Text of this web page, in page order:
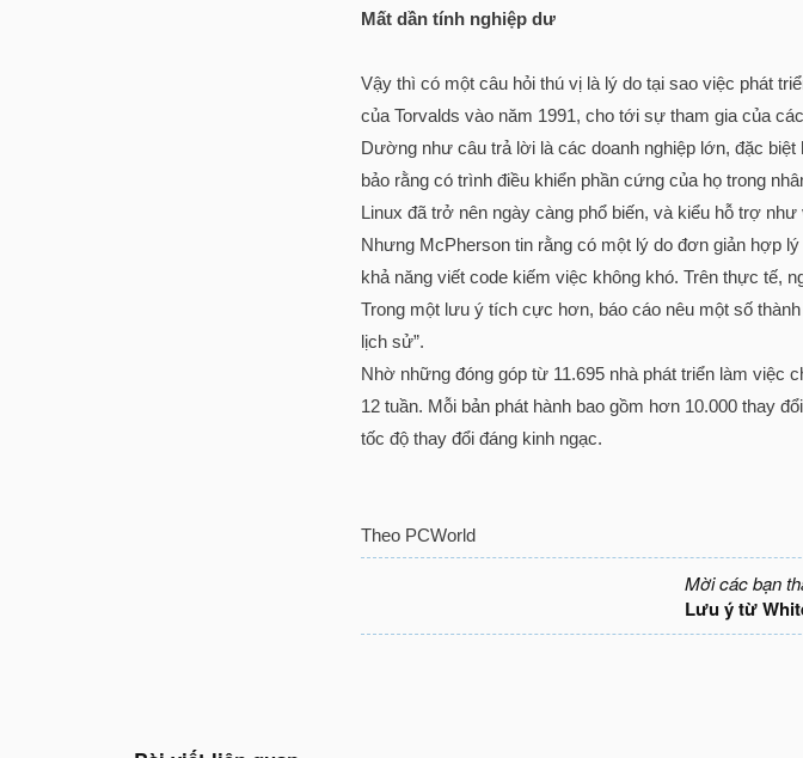
Mất dần tính nghiệp dư
Vậy thì có một câu hỏi thú vị là lý do tại sao việc phát
của Torvalds vào năm 1991, cho tới sự tham gia của
Dường như câu trả lời là các doanh nghiệp lớn, đặc
bảo rằng có trình điều khiển phần cứng của họ trong
Linux đã trở nên ngày càng phổ biến, và kiểu hỗ trợ
Nhưng McPherson tin rằng có một lý do đơn giản hợp
khả năng viết code kiếm việc không khó. Trên thực tế,
Trong một lưu ý tích cực hơn, báo cáo nêu một số
lịch sử”.
Nhờ những đóng góp từ 11.695 nhà phát triển làm việc
12 tuần. Mỗi bản phát hành bao gồm hơn 10.000 thay
tốc độ thay đổi đáng kinh ngạc.
Theo PCWorld
Mời các bạn
Lưu ý từ